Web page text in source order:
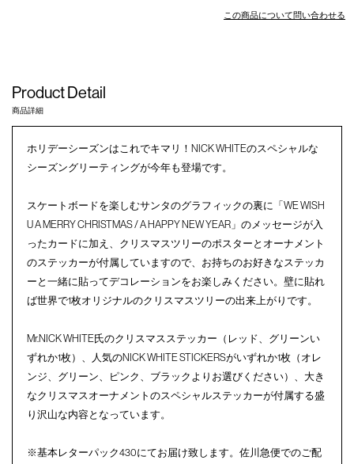
この商品について問い合わせる
Product Detail
商品詳細
ホリデーシーズンはこれでキマリ！NICK WHITEのスペシャルな
シーズングリーティングが今年も登場です。
スケートボードを楽しむサンタのグラフィックの裏に「WE WISH
U A MERRY CHRISTMAS / A HAPPY NEW YEAR」のメッセージが入
ったカードに加え、クリスマスツリーのポスターとオーナメント
のステッカーが付属していますので、お持ちのお好きなステッカ
ーと一緒に貼ってデコレーションをお楽しみください。壁に貼れ
ば世界で1枚オリジナルのクリスマスツリーの出来上がりです。
Mr.NICK WHITE氏のクリスマスステッカー（レッド、グリーンい
ずれか1枚）、人気のNICK WHITE STICKERSがいずれか1枚（オレ
ンジ、グリーン、ピンク、ブラックよりお選びください）、大き
なクリスマスオーナメントのスペシャルステッカーが付属する盛
り沢山な内容となっています。
※基本レターパック430にてお届け致します。佐川急便でのご配